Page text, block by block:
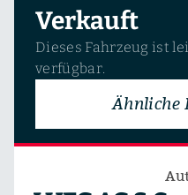
Verkauft
Dieses Fahrzeug ist
verfügbar.
Ähnliche